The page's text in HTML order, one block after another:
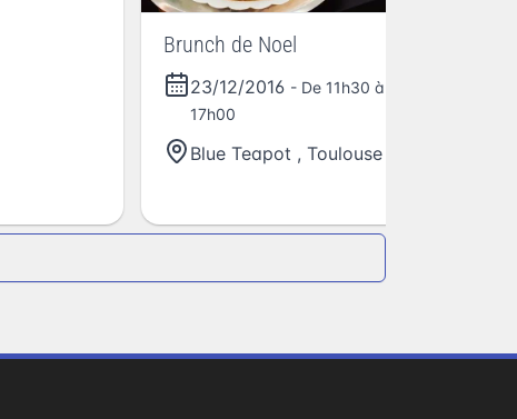
Brunch de Noel
23/12/2016 - De 11h30 à
17h00
Blue Teapot , Toulouse